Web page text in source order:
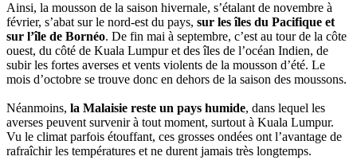
Ainsi, la mousson de la saison hivernale, s’étalant de novembre à
février, s’abat sur le nord-est du pays, sur les îles du Pacifique et
sur l’île de Bornéo. De fin mai à septembre, c’est au tour de la côte
ouest, du côté de Kuala Lumpur et des îles de l’océan Indien, de
subir les fortes averses et vents violents de la mousson d’été. Le
mois d’octobre se trouve donc en dehors de la saison des moussons.
Néanmoins, la Malaisie reste un pays humide, dans lequel les
averses peuvent survenir à tout moment, surtout à Kuala Lumpur.
Vu le climat parfois étouffant, ces grosses ondées ont l’avantage de
rafraîchir les températures et ne durent jamais très longtemps.